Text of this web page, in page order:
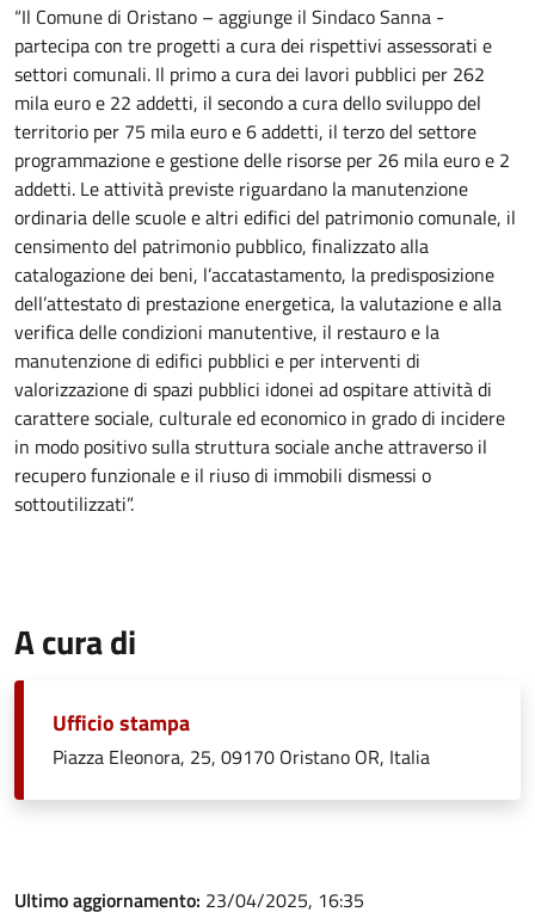
“Il Comune di Oristano – aggiunge il Sindaco Sanna -
partecipa con tre progetti a cura dei rispettivi assessorati e
settori comunali. Il primo a cura dei lavori pubblici per 262
mila euro e 22 addetti, il secondo a cura dello sviluppo del
territorio per 75 mila euro e 6 addetti, il terzo del settore
programmazione e gestione delle risorse per 26 mila euro e 2
addetti. Le attività previste riguardano la manutenzione
ordinaria delle scuole e altri edifici del patrimonio comunale, il
censimento del patrimonio pubblico, finalizzato alla
catalogazione dei beni, l’accatastamento, la predisposizione
dell’attestato di prestazione energetica, la valutazione e alla
verifica delle condizioni manutentive, il restauro e la
manutenzione di edifici pubblici e per interventi di
valorizzazione di spazi pubblici idonei ad ospitare attività di
carattere sociale, culturale ed economico in grado di incidere
in modo positivo sulla struttura sociale anche attraverso il
recupero funzionale e il riuso di immobili dismessi o
sottoutilizzati”.
A cura di
Ufficio stampa
Piazza Eleonora, 25, 09170 Oristano OR, Italia
Ultimo aggiornamento: 23/04/2025, 16:35